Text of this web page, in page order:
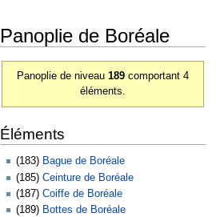
Panoplie de Boréale
Panoplie de niveau189 comportant 4
éléments.
Éléments
(183) Bague de Boréale
(185)Ceinture de Boréale
(187)Coiffe de Boréale
(189) Bottes de Boréale